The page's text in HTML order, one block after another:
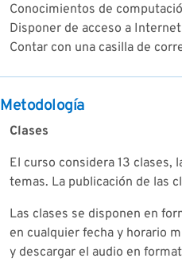
Conocimientos de
Disponer de acceso a
Contar con una casilla de
Metodología
Clases
El curso considera 13 clases,
temas. La publicación de las
Las clases se disponen en
en cualquier fecha y horario
y descargar el audio en